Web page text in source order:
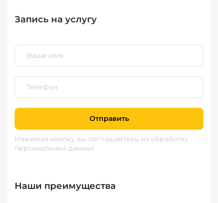
Запись на услугу
Отправить
Нажимая кнопку вы соглашаетесь на обработку
персональных данных
Наши преимущества